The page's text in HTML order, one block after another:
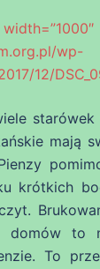
wp-
12/
starówek
mają
krótkich
domów to
To